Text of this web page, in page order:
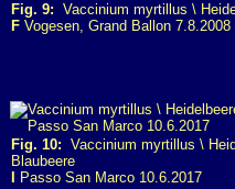
Fig. 9: Vaccinium myrtillus \
F Vogesen, Grand Ballon 7.8.2008
Fig. 10: Vaccinium myrtillus \
Blaubeere
Passo San Marco 10.6.2017